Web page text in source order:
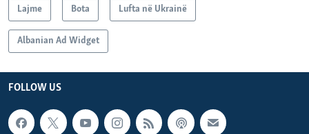
Lajme Bota Lufta në Ukrainë
Albanian Ad Widget
FOLLOW US